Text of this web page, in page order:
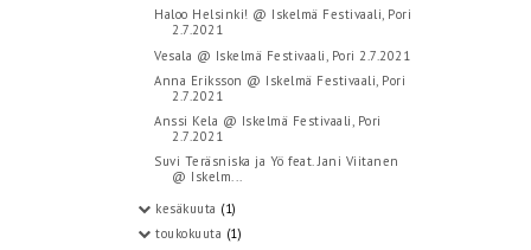
Haloo Helsinki! @ Iskelmä Festivaali, Pori
2.7.2021
Vesala @ Iskelmä Festivaali, Pori 2.7.2021
Anna Eriksson @ Iskelmä Festivaali, Pori
2.7.2021
Anssi Kela @ Iskelmä Festivaali, Pori
2.7.2021
Suvi Teräsniska ja Yö feat. Jani Viitanen
@ Iskelm...
kesäkuuta (1)
toukokuuta (1)